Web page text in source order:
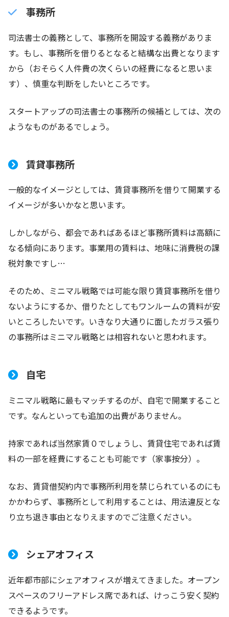
事務所
司法書士の義務として、事務所を開設する義務がありま
す。もし、事務所を借りるとなると結構な出費となります
から（おそらく人件費の次くらいの経費になると思いま
す）、慎重な判断をしたいところです。
スタートアップの司法書士の事務所の候補としては、次の
ようなものがあるでしょう。
賃貸事務所
一般的なイメージとしては、賃貸事務所を借りて開業する
イメージが多いかなと思います。
しかしながら、都会であればあるほど事務所賃料は高額に
なる傾向にあります。事業用の賃料は、地味に消費税の課
税対象ですし…
そのため、ミニマル戦略では可能な限り賃貸事務所を借り
ないようにするか、借りたとしてもワンルームの賃料が安
いところしたいです。いきなり大通りに面したガラス張り
の事務所はミニマル戦略とは相容れないと思われます。
自宅
ミニマル戦略に最もマッチするのが、自宅で開業すること
です。なんといっても追加の出費がありません。
持家であれば当然家賃０でしょうし、賃貸住宅であれば賃
料の一部を経費にすることも可能です（家事按分）。
なお、賃貸借契約内で事務所利用を禁じられているのにも
かかわらず、事務所として利用することは、用法違反とな
り立ち退き事由となりえますのでご注意ください。
シェアオフィス
近年都市部にシェアオフィスが増えてきました。オープン
スペースのフリーアドレス席であれば、けっこう安く契約
できるようです。